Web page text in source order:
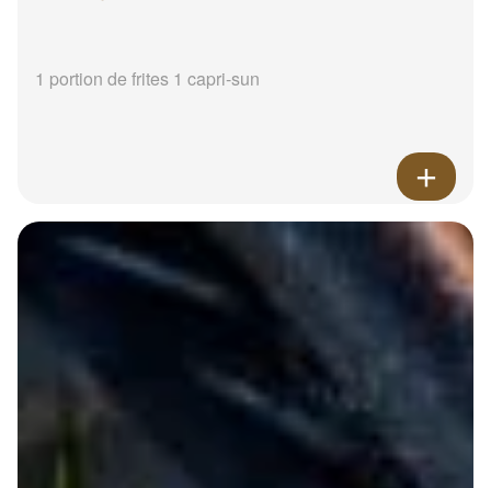
1 portion de frites 1 capri-sun